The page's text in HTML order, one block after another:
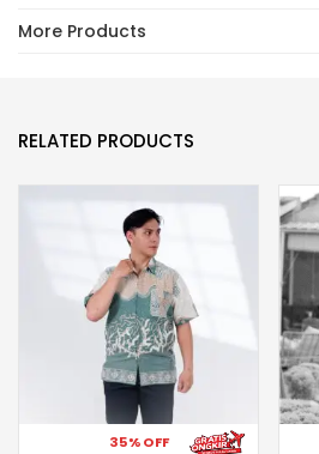
More Products
RELATED PRODUCTS
35% OFF